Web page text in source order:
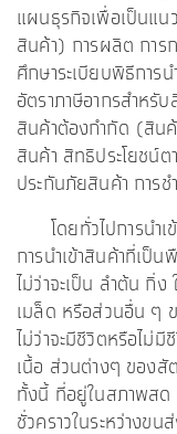
แผนธุรกิจเพื่อเป็นแ
สินค้า) การผลิต การ
ศึกษาระเบียบพิธีการ
อัตราภาษีอากรสำหรั
สินค้าต้องกำกัด (สิน
สินค้า สิทธิประโยชน์ต
ประกันภัยสินค้า การช
โดยทั่วไปการนำเ
การนำเข้าสินค้าที่เป็
ไม่ว่าจะเป็น ลำต้น กิ่
เมล็ด หรือส่วนอื่น ๆ
ไม่ว่าจะมีชีวิตหรือไม่
เนื้อ ส่วนต่างๆ ของสั
ทั้งนี้ ที่อยู่ในสภาพสด
ชั่วคราวในระหว่างข